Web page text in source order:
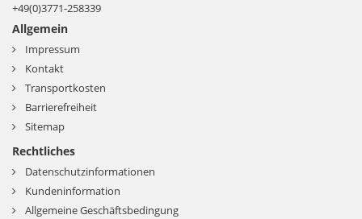
+49(0)3771-258339
Allgemein
Impressum
Kontakt
Transportkosten
Barrierefreiheit
Sitemap
Rechtliches
Datenschutzinformationen
Kundeninformation
Allgemeine Geschäftsbedingung